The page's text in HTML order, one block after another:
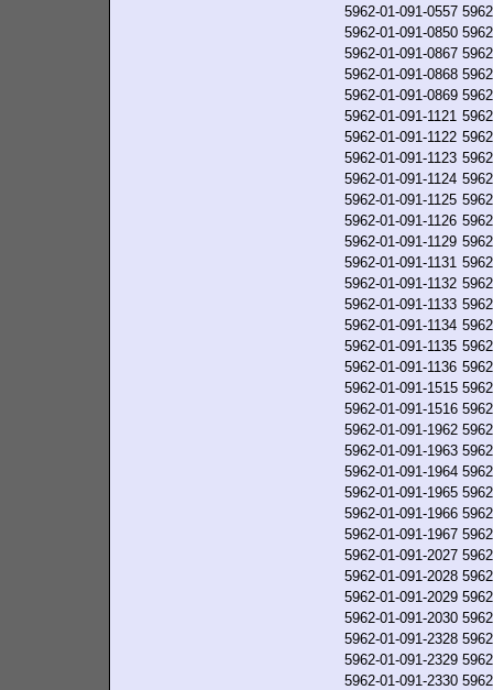
5962-01-091-0557
5962-01-091-0850
5962-01-091-0867
5962-01-091-0868
5962-01-091-0869
5962-01-091-1121
5962-01-091-1122
5962-01-091-1123
5962-01-091-1124
5962-01-091-1125
5962-01-091-1126
5962-01-091-1129
5962-01-091-1131
5962-01-091-1132
5962-01-091-1133
5962-01-091-1134
5962-01-091-1135
5962-01-091-1136
5962-01-091-1515
5962-01-091-1516
5962-01-091-1962
5962-01-091-1963
5962-01-091-1964
5962-01-091-1965
5962-01-091-1966
5962-01-091-1967
5962-01-091-2027
5962-01-091-2028
5962-01-091-2029
5962-01-091-2030
5962-01-091-2328
5962-01-091-2329
5962-01-091-2330